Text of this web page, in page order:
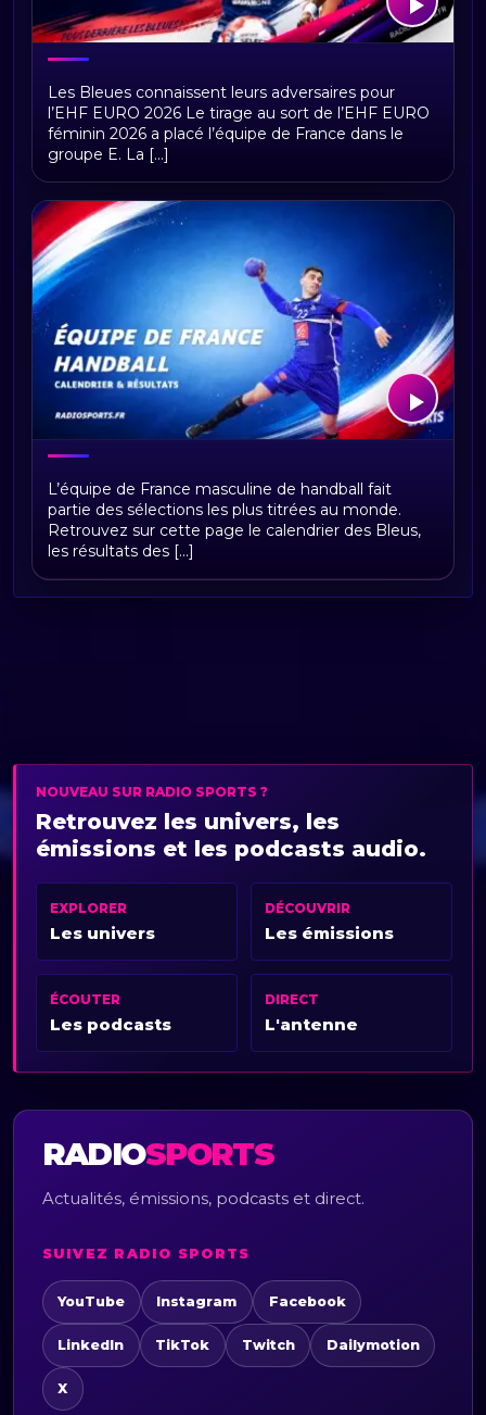
Équipe de France féminine de
handball : calendrier, résultats,
classement et actualités
Les Bleues connaissent leurs adversaires pour
l’EHF EURO 2026 Le tirage au sort de l’EHF EURO
féminin 2026 a placé l’équipe de France dans le
groupe E. La [...]
Équipe de France masculine de
handball : calendrier, résultats,
classement et actualités
L’équipe de France masculine de handball fait
partie des sélections les plus titrées au monde.
Retrouvez sur cette page le calendrier des Bleus,
les résultats des [...]
NOUVEAU SUR RADIO SPORTS ?
Retrouvez les univers, les
émissions et les podcasts audio.
EXPLORER
Les univers
DÉCOUVRIR
Les émissions
ÉCOUTER
Les podcasts
DIRECT
L'antenne
RADIOSPORTS
Actualités, émissions, podcasts et direct.
SUIVEZ RADIO SPORTS
YouTube Instagram Facebook
LinkedIn TikTok Twitch Dailymotion
X